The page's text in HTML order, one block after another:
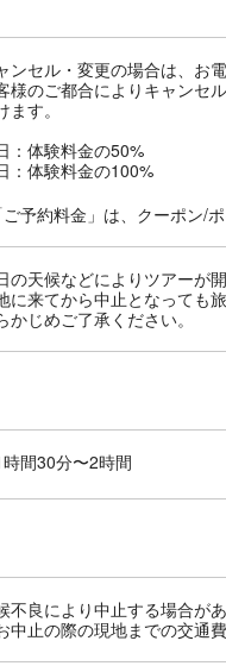
ンセル・変更の場合は、お
様のご都合によりキャンセ
ます。
：体験料金の50%
：体験料金の100%
予約料金」は、クーポン/
の天候などによりツアーが
に来てから中止となっても
かじめご了承ください。
間30分〜2時間
不良により中止する場合があ
中止の際の現地までの交通